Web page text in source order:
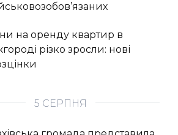
на оренду квартир в
різко зросли: нові
5 СЕРПНЯ